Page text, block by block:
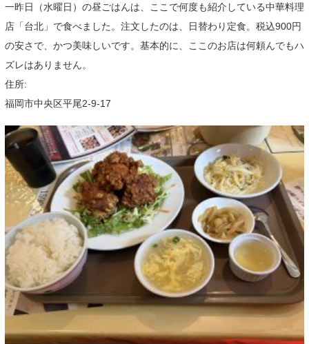
一昨日（水曜日）の昼ごはんは、ここで何度も紹介している中華料理
店「台北」で食べました。注文したのは、日替わり定食。税込900円
の安さで、かつ美味しいです。基本的に、ここのお店は何頼んでもハ
ズレはありません。
住所:
福岡市中央区平尾2-9-17